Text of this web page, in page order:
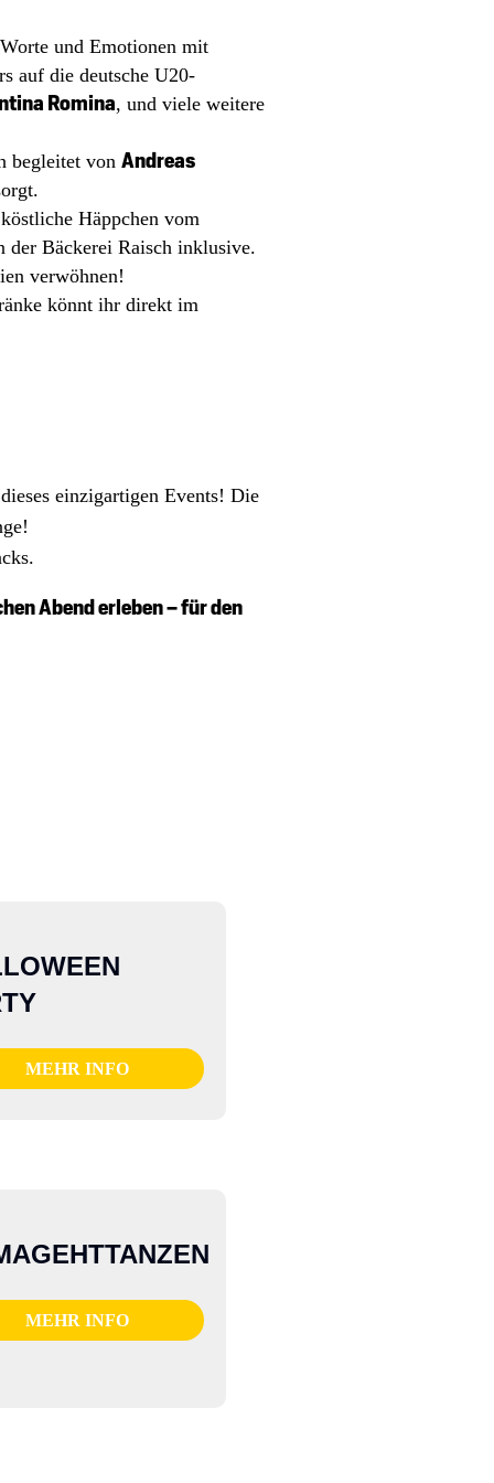
und Emotionen mit
auf die deutsche U20-
Romina, und viele weitere
begleitet von Andreas
Häppchen vom
der Bäckerei Raisch inklusive.
verwöhnen!
könnt ihr direkt im
einzigartigen Events! Die
Abend erleben – für den
MEHR INFO
MEHR INFO